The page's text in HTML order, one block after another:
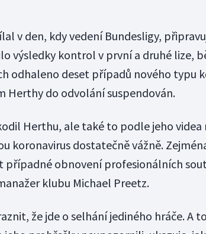
v den, kdy vedení Bundesligy,
výsledky kontrol v první a druhé lize,
odhaleno deset případů nového typu
Herthy do odvolání suspendován.
Herthu, ale také to podle jeho videa
koronavirus dostatečně vážně.
případné obnovení profesionálních
klubu Michael Preetz.
že jde o selhání jediného hráče. A